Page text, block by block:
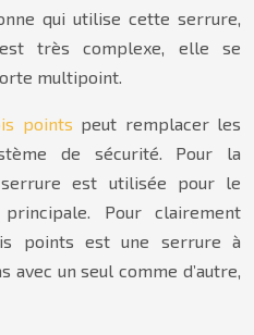
qui utilise cette serrure,
très complexe, elle se
multipoint.
points peut remplacer les
de sécurité. Pour la
est utilisée pour le
Pour clairement
points est une serrure à
avec un seul comme d’autre,